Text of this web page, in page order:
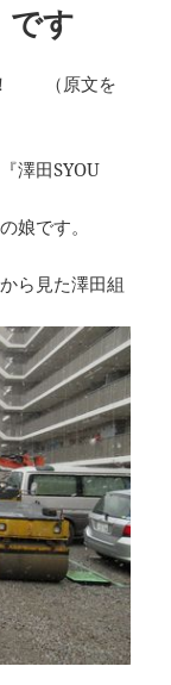
です
！ （原文を
澤田SYOU
娘です。
ら見た澤田組